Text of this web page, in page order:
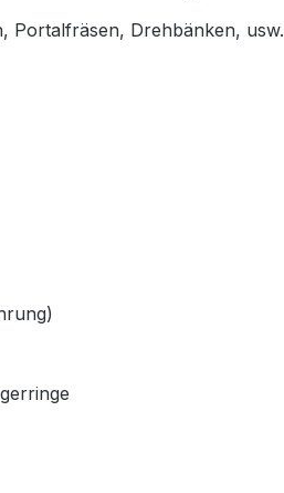
Portalfräsen, Drehbänken, usw.